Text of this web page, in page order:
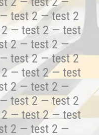
test 2 — test 2
— test 2 — test
2 — test 2 —
test 2 — test 2
— test 2 — test
2 — test 2 —
test 2 — test 2
— test 2 — test
2 — test 2 —